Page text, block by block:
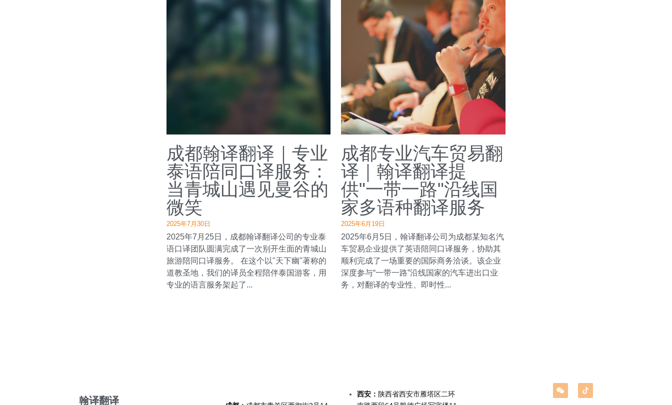
成都翰译翻译｜专业
泰语陪同口译服务：
当青城山遇见曼谷的
微笑
2025年7月30日
2025年7月25日，成都翰译翻译公司的专业泰
语口译团队圆满完成了一次别开生面的青城山
旅游陪同口译服务。 在这个以"天下幽"著称的
道教圣地，我们的译员全程陪伴泰国游客，用
专业的语言服务架起了...
成都专业汽车贸易翻
译｜翰译翻译提
供"一带一路"沿线国
家多语种翻译服务
2025年6月19日
2025年6月5日，翰译翻译公司为成都某知名汽
车贸易企业提供了英语陪同口译服务，协助其
顺利完成了一场重要的国际商务洽谈。该企业
深度参与“一带一路”沿线国家的汽车进出口业
务，对翻译的专业性、即时性...
翰译翻译
西安： 陕西省西安市雁塔区二环